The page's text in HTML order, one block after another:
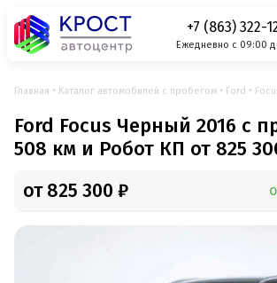
+7 (863) 322-
Ежедневно с 09:00
Главная Каталог автомобилей с пробегом Ford
Ford Focus Черный 2016 с
508 км и Робот КП от 825
от 825 300 ₽